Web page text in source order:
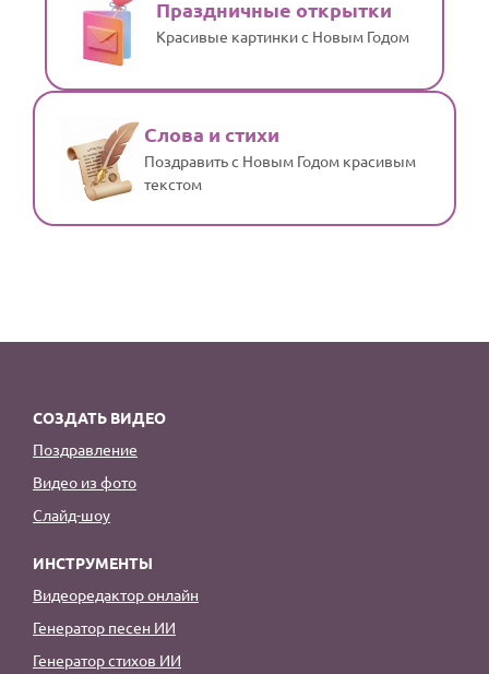
Праздничные открытки
Красивые картинки с Новым Годом
Слова и стихи
Поздравить с Новым Годом красивым
текстом
СОЗДАТЬ ВИДЕО
Поздравление
Видео из фото
Слайд-шоу
ИНСТРУМЕНТЫ
Видеоредактор онлайн
Генератор песен ИИ
Генератор стихов ИИ